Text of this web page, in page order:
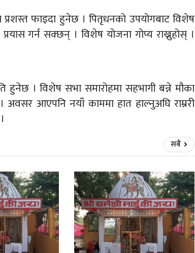
फाइदा हुनेछ । पितृधनको उपयोगबाट विशेष
गर्न सक्छन् । विशेष योजना गोप्य राख्नुहोस् ।
हुनेछ । विशेष सभा समारोहमा सहभागी बन्ने मौका
आएपनि नयाँ काममा हात हाल्नुअघि राम्ररी
सबै